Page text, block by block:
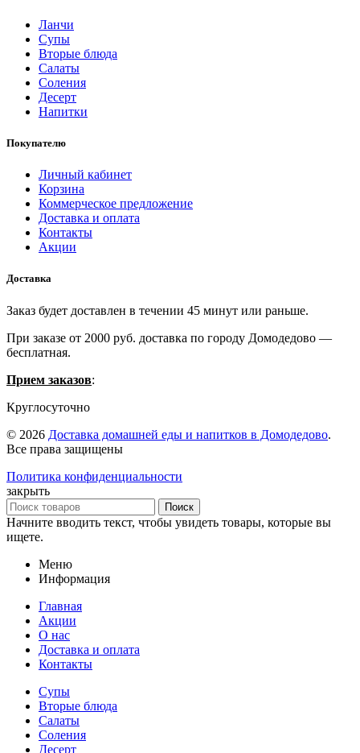
Ланчи
Супы
Вторые блюда
Салаты
Соления
Десерт
Напитки
Покупателю
Личный кабинет
Корзина
Коммерческое предложение
Доставка и оплата
Контакты
Акции
Доставка
Заказ будет доставлен в течении 45 минут или раньше.
При заказе от 2000 руб. доставка по городу Домодедово —
бесплатная.
Прием заказов:
Круглосуточно
© 2026 Доставка домашней еды и напитков в Домодедово.
Все права защищены
Политика конфиденциальности
закрыть
Поиск
Начните вводить текст, чтобы увидеть товары, которые вы
ищете.
Меню
Информация
Главная
Акции
О нас
Доставка и оплата
Контакты
Супы
Вторые блюда
Салаты
Соления
Десерт